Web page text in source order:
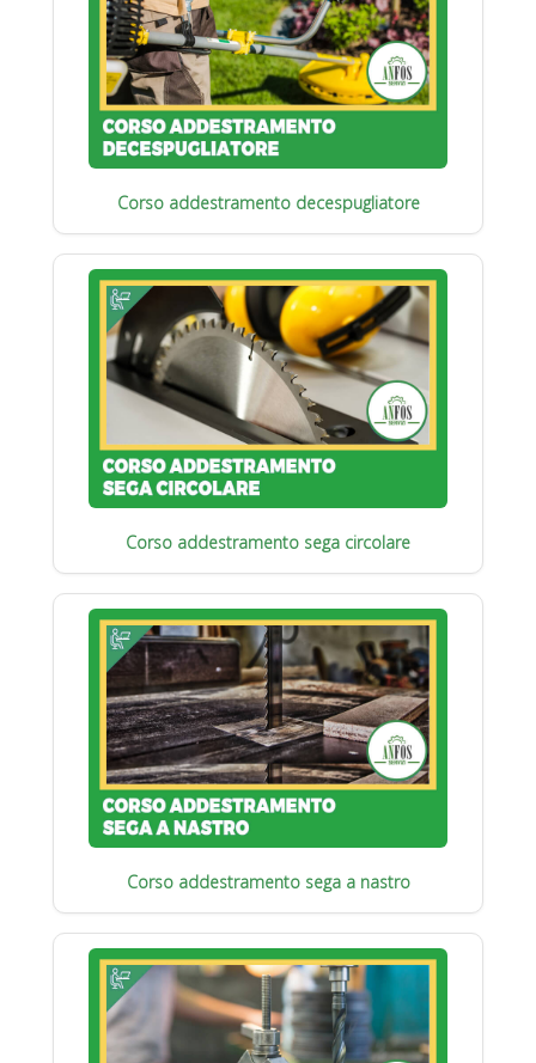
Corso addestramento decespugliatore
Corso addestramento sega circolare
Corso addestramento sega a nastro